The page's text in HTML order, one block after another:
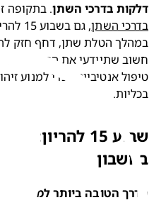
בדרכי השתן. בתקופה זו את
השתן
שבוע 15 להריון:
הטובה ביותר למנוע בצקת